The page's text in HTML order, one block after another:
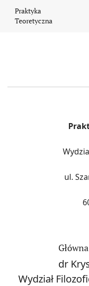
Praktyka
Teoretyczna
ul.
dr
Wydział